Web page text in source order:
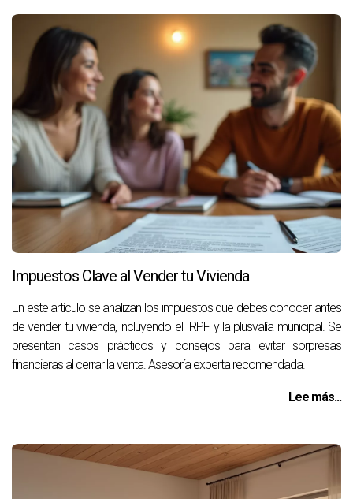
Impuestos Clave al Vender tu Vivienda
En este artículo se analizan los impuestos que debes conocer antes
de vender tu vivienda, incluyendo el IRPF y la plusvalía municipal. Se
presentan casos prácticos y consejos para evitar sorpresas
financieras al cerrar la venta. Asesoría experta recomendada.
Lee más...